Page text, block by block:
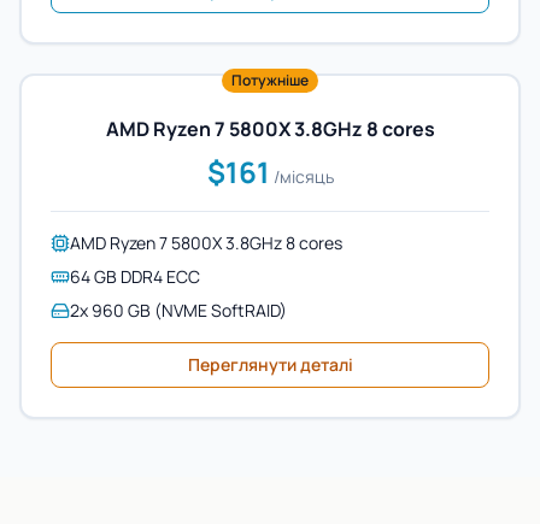
Потужніше
AMD Ryzen 7 5800X 3.8GHz 8 cores
$161 /місяць
AMD Ryzen 7 5800X 3.8GHz 8 cores
64 GB DDR4 ECC
2x 960 GB (NVME SoftRAID)
Переглянути деталі